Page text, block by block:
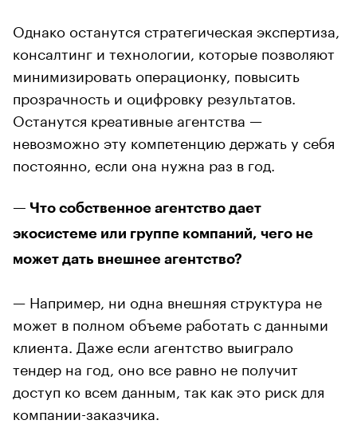
Однако останутся стратегическая экспертиза,
консалтинг и технологии, которые позволяют
минимизировать операционку, повысить
прозрачность и оцифровку результатов.
Останутся креативные агентства —
невозможно эту компетенцию держать у себя
постоянно, если она нужна раз в год.
— Что собственное агентство дает
экосистеме или группе компаний, чего не
может дать внешнее агентство?
— Например, ни одна внешняя структура не
может в полном объеме работать с данными
клиента. Даже если агентство выиграло
тендер на год, оно все равно не получит
доступ ко всем данным, так как это риск для
компании-заказчика.